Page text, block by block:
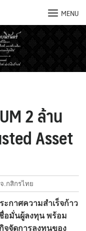
MENU
2 ล้าน
Asset
.กสิกรไทย
ะกาศความสำเร็จก้าว
อมั่นผู้ลงทุน พร้อม
จจัดการลงทุนของ